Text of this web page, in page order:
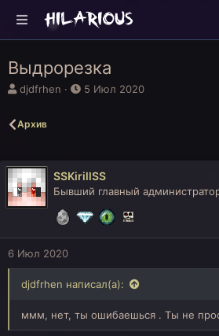
Выдрорезка
А
о
м
ы
djdfrhen
Д
ч
а
а
5 Июл 2020
Архив
SSKirillSS
Бывший главный
6 Июл 2020
djdfrhen написал(а):
ммм, нет, ты ошибаешься . Ты не